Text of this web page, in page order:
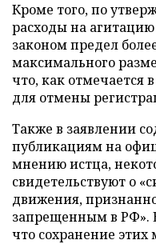
Кроме того, по
расходы на
законом предел
максимального
что, как отмечается
для отмены
Также в заявлении
публикациям на
мнению истца,
свидетельствуют о
движения,
запрещенным в РФ».
что сохранение